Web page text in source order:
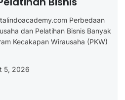
Perbedaan
dan Pelatihan Bisnis Banyak
Kecakapan Wirausaha (PKW)
5, 2026